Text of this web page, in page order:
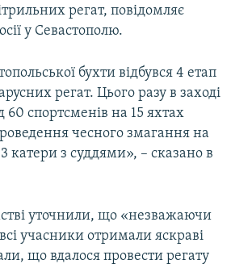
регат, повідомляє
у Севастополю.
бухти відбувся 4 етап
регат. Цього разу в заході
60 спортсменів на 15 яхтах
чесного змагання на
катери з суддями», – сказано в
уточнили, що «незважаючи
учасники отримали яскраві
що вдалося провести регату